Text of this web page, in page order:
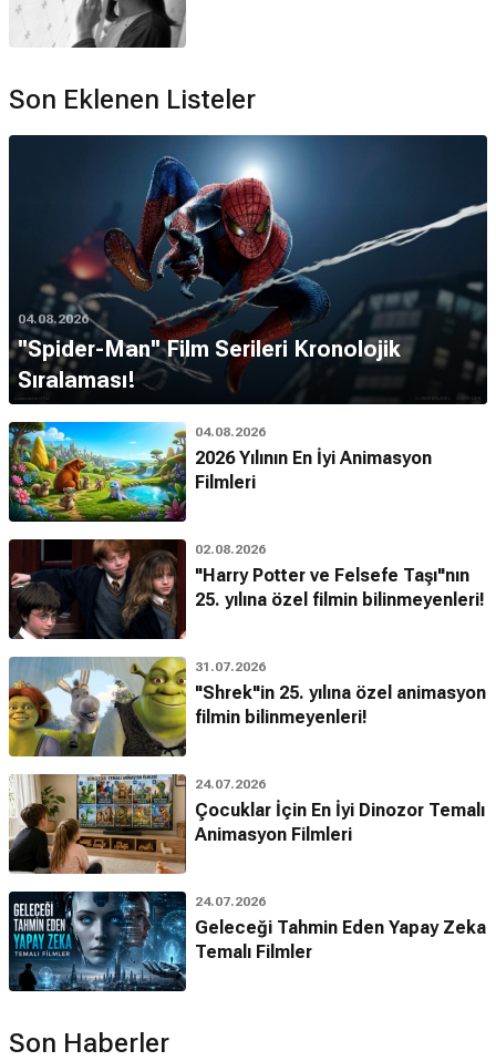
Son Eklenen Listeler
04.08.2026
''Spider-Man'' Film Serileri Kronolojik
Sıralaması!
04.08.2026
2026 Yılının En İyi Animasyon
Filmleri
02.08.2026
"Harry Potter ve Felsefe Taşı"nın
25. yılına özel filmin bilinmeyenleri!
31.07.2026
"Shrek"in 25. yılına özel animasyon
filmin bilinmeyenleri!
24.07.2026
Çocuklar İçin En İyi Dinozor Temalı
Animasyon Filmleri
24.07.2026
Geleceği Tahmin Eden Yapay Zeka
Temalı Filmler
Son Haberler